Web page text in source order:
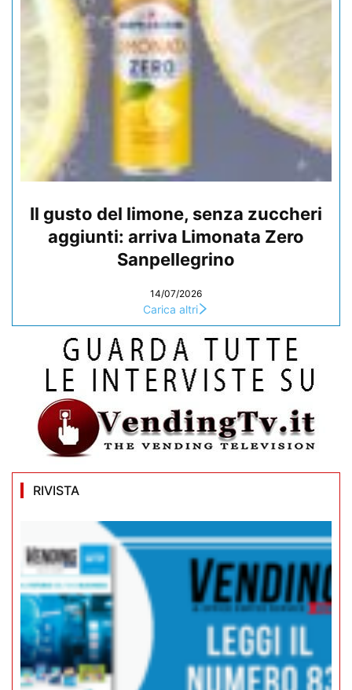
Il gusto del limone, senza zuccheri
aggiunti: arriva Limonata Zero
Sanpellegrino
14/07/2026
Carica altri
RIVISTA